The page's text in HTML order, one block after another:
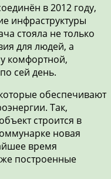
в 2012 году,
инфраструктуры
стояла не только
для людей, а
комфортной,
сей день.
обеспечивают
Так,
строится в
новая
время
построенные